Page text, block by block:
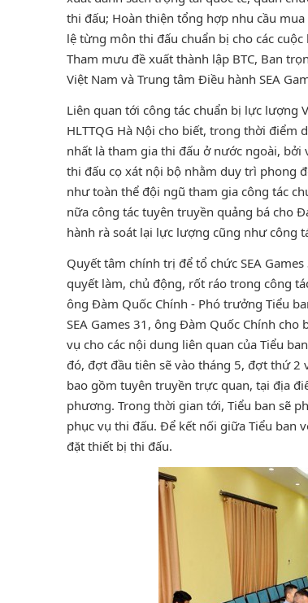
thi đấu; Hoàn thiện tổng hợp nhu cầu
lệ từng môn thi đấu chuẩn bị cho các
Tham mưu đề xuất thành lập BTC, Ban
Việt Nam và Trung tâm Điều hành SEA
Liên quan tới công tác chuẩn bị lực lượng
HLTTQG Hà Nội cho biết, trong thời điểm
nhất là tham gia thi đấu ở nước ngoài, bởi
thi đấu cọ xát nội bộ nhằm duy trì phong
như toàn thể đội ngũ tham gia công tác
nữa công tác tuyên truyền quảng bá cho
hành rà soát lại lực lượng cũng như công
Quyết tâm chính trị để tổ chức SEA
quyết làm, chủ động, rốt ráo trong công
ông Đàm Quốc Chính - Phó trưởng Tiểu
SEA Games 31, ông Đàm Quốc Chính
vụ cho các nội dung liên quan của Tiểu
đó, đợt đầu tiên sẽ vào tháng 5, đợt thứ 2
bao gồm tuyên truyền trực quan, tại địa
phương. Trong thời gian tới, Tiểu ban sẽ
phục vụ thi đấu. Để kết nối giữa Tiểu ban
đặt thiết bị thi đấu.